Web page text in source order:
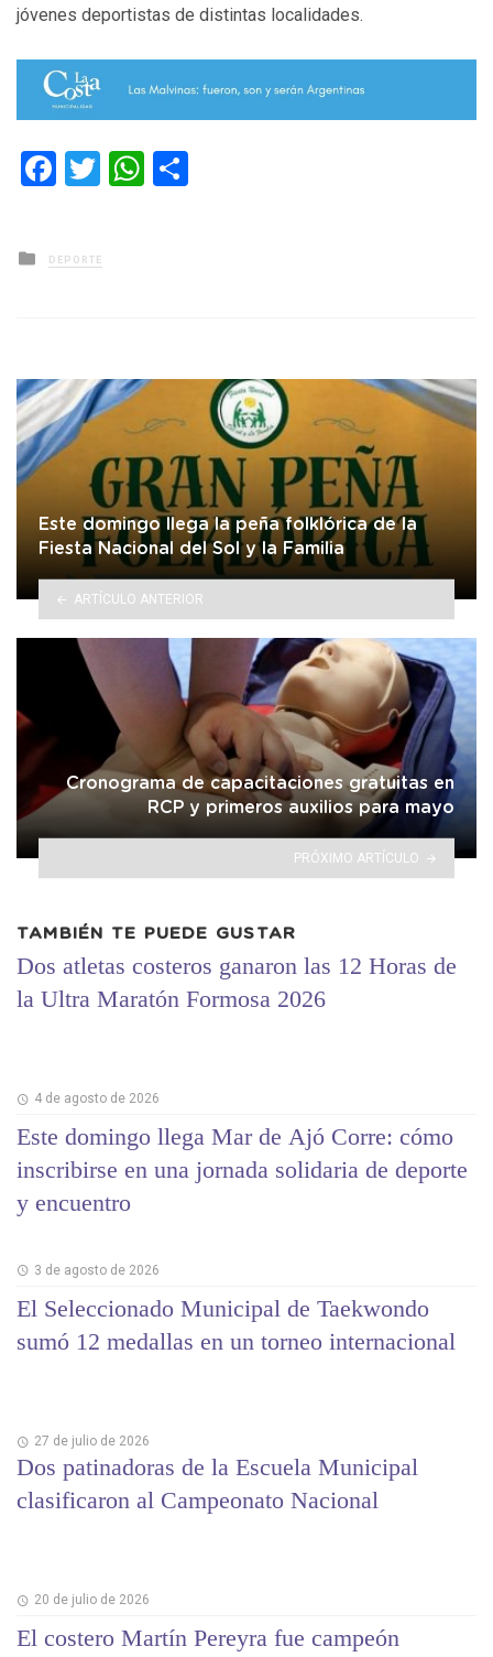
jóvenes deportistas de distintas localidades.
Facebook
TwitterWhatsApp
Posted
in
DEPORTE
Este domingo llega la peña folklórica de la
Fiesta Nacional del Sol y la Familia
ARTÍCULO ANTERIOR
Cronograma de capacitaciones gratuitas en
RCP y primeros auxilios para mayo
PRÓXIMO ARTÍCULO
TAMBIÉN TE PUEDE GUSTAR
Dos atletas costeros ganaron las 12 Horas de
la Ultra Maratón Formosa 2026
4 de agosto de 2026
Este domingo llega Mar de Ajó Corre: cómo
inscribirse en una jornada solidaria de deporte
y encuentro
3 de agosto de 2026
El Seleccionado Municipal de Taekwondo
sumó 12 medallas en un torneo internacional
27 de julio de 2026
Dos patinadoras de la Escuela Municipal
clasificaron al Campeonato Nacional
20 de julio de 2026
El costero Martín Pereyra fue campeón